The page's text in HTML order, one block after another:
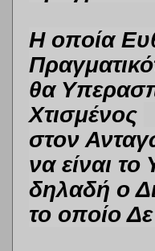
Η οποία
θα
Χτισμένος
στον
να είναι το
δηλαδή ο
το οποίο